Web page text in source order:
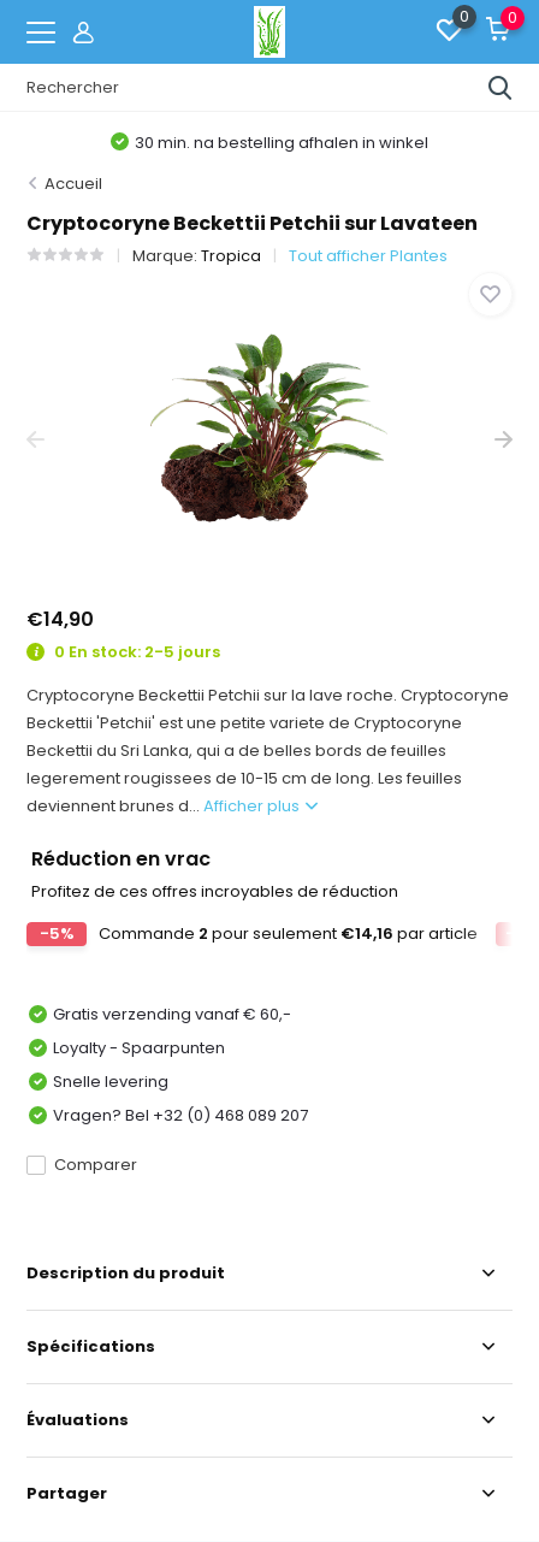
0 0
30 min. na bestelling afhalen in winkel
Accueil
Cryptocoryne Beckettii Petchii sur Lavateen
Marque:Tropica Tout afficher Plantes
€14,90
0 En stock: 2-5 jours
Cryptocoryne Beckettii Petchii sur la lave roche. Cryptocoryne
Beckettii 'Petchii' est une petite variete de Cryptocoryne
Beckettii du Sri Lanka, qui a de belles bords de feuilles
legerement rougissees de 10-15 cm de long. Les feuilles
deviennent brunes d...Afficher plus
Réduction en vrac
Profitez de ces offres incroyables de réduction
-5%
Commande 2 pour seulement €14,16 par article
Gratis verzending vanaf € 60,-
Loyalty - Spaarpunten
Snelle levering
Vragen? Bel +32 (0) 468 089 207
Comparer
Description du produit
Spécifications
Évaluations
Partager